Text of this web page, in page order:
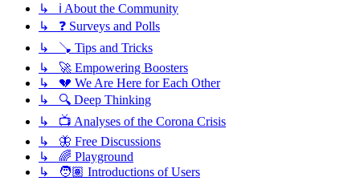
↳ ℹ️ About the Community
↳ ❓ Surveys and Polls
↳ 🪠 Tips and Tricks
↳ 🚀 Empowering Boosters
↳ 💔 We Are Here for Each Other
↳ 🔍 Deep Thinking
↳ 📺 Analyses of the Corona Crisis
↳ 🦋 Free Discussions
↳ 🌈 Playground
↳ 🧑🏽 Introductions of Users